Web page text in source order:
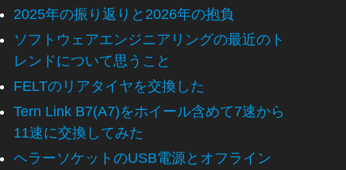
2025年の振り返りと2026年の抱負
ソフトウェアエンジニアリングの最近のト
レンドについて思うこと
FELTのリアタイヤを交換した
Tern Link B7(A7)をホイール含めて7速から
11速に交換してみた
ヘラーソケットのUSB電源とオフライン